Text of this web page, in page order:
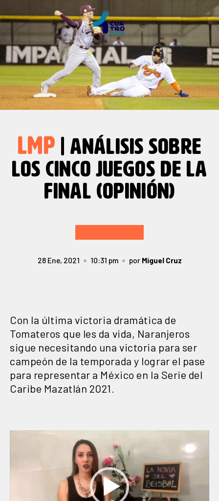
LMP | ANÁLISIS SOBRE
LOS CINCO JUEGOS DE LA
FINAL (OPINIÓN)
28 Ene, 2021 10:31 pm por Miguel Cruz
Con la última victoria dramática de
Tomateros que les da vida, Naranjeros
sigue necesitando una victoria para ser
campeón de la temporada y lograr el pase
para representar a México en la Serie del
Caribe Mazatlán 2021.